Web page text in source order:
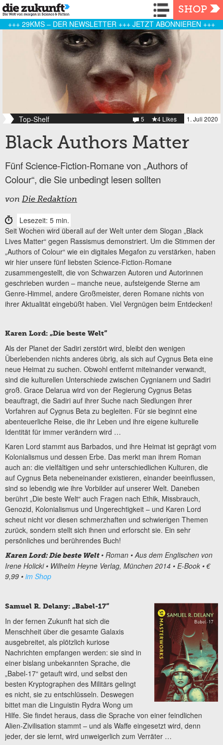
Navigation
SHOP
+++ 29KMS – DER NEWSLETTER +++ JETZT ABONNIEREN +++
Top-Shelf 1. Juli 2020
4 Likes
5
Black Authors Matter
Fünf Science-Fiction-Romane von „Authors of
Colour“, die Sie unbedingt lesen sollten
von Die Redaktion
Lesezeit: 5 min.
Seit Wochen wird überall auf der Welt unter dem Slogan „Black
Lives Matter“ gegen Rassismus demonstriert. Um die Stimmen der
„Authors of Colour“ wie ein digitales Megafon zu verstärken, haben
wir hier unsere fünf liebsten Science-Fiction-Romane
zusammengestellt, die von Schwarzen Autoren und Autorinnen
geschrieben wurden – manche neue, aufsteigende Sterne am
Genre-Himmel, andere Großmeister, deren Romane nichts von
ihrer Aktualität eingebüßt haben. Viel Vergnügen beim Entdecken!
Karen Lord: „Die beste Welt“
Als der Planet der Sadiri zerstört wird, bleibt den wenigen
Überlebenden nichts anderes übrig, als sich auf Cygnus Beta eine
neue Heimat zu suchen. Obwohl entfernt miteinander verwandt,
sind die kulturellen Unterschiede zwischen Cygnianern und Sadiri
groß. Grace Delarua wird von der Regierung Cygnus Betas
beauftragt, die Sadiri auf ihrer Suche nach Siedlungen ihrer
Vorfahren auf Cygnus Beta zu begleiten. Für sie beginnt eine
abenteuerliche Reise, die ihr Leben und ihre eigene kulturelle
Identität für immer verändern wird …
Karen Lord stammt aus Barbados, und ihre Heimat ist geprägt vom
Kolonialismus und dessen Erbe. Das merkt man ihrem Roman
auch an: die vielfältigen und sehr unterschiedlichen Kulturen, die
auf Cygnus Beta nebeneinander existieren, einander beeinflussen,
sind so lebendig wie ihre Vorbilder auf unserer Welt. Daneben
berührt „Die beste Welt“ auch Fragen nach Ethik, Missbrauch,
Genozid, Kolonialismus und Ungerechtigkeit – und Karen Lord
scheut nicht vor diesen schmerzhaften und schwierigen Themen
zurück, sondern stellt sich ihnen und erforscht sie. Ein sehr
persönliches und berührendes Buch!
Karen Lord: Die beste Welt • Roman • Aus dem Englischen von
Irene Holicki • Wilhelm Heyne Verlag, München 2014 • E-Book • €
9,99 • im Shop
Samuel R. Delany: „Babel-17“
In der fernen Zukunft hat sich die
Menschheit über die gesamte Galaxis
ausgebreitet, als plötzlich kuriose
Nachrichten empfangen werden: sie sind in
einer bislang unbekannten Sprache, die
„Babel-17“ getauft wird, und selbst den
besten Kryptographen des Militärs gelingt
es nicht, sie zu entschlüsseln. Deswegen
bittet man die Linguistin Rydra Wong um
Hilfe. Sie findet heraus, dass die Sprache von einer feindlichen
Alien-Zivilisation stammt – und als Waffe eingesetzt wird, denn
jeder, der sie lernt, wird unweigerlich zum Verräter …